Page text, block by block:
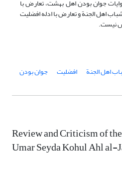
جوان بودن اهل بهشت، تعارض با
اهل الجنة و تعارض با ادله افضلیت
نیست.
اهل الجنة افضلیت جوان بودن
Review and Criticism of
Umar Seyda Kohul Ahl al-